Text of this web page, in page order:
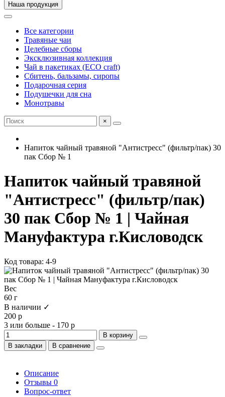
Наша продукция
Все категории
Травяные чаи
Целебные сборы
Эксклюзивная коллекция
Чай в пакетиках (ECO craft)
Сбитень, бальзамы, сиропы
Подарочная серия
Подушечки для сна
Монотравы
×
Напиток чайный травяной "Антистресс" (фильтр/пак) 30
пак Сбор № 1
Напиток чайный травяной
"Антистресс" (фильтр/пак)
30 пак Сбор № 1 | Чайная
Мануфактура г.Кисловодск
Код товара: 4-9
Вес
60 г
В наличии ✓
200 р
3 или больше - 170 р
В корзину
В закладки
В сравнение
Описание
Отзывы 0
Вопрос-ответ